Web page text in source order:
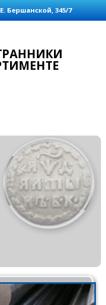
Бершанской, 345/7